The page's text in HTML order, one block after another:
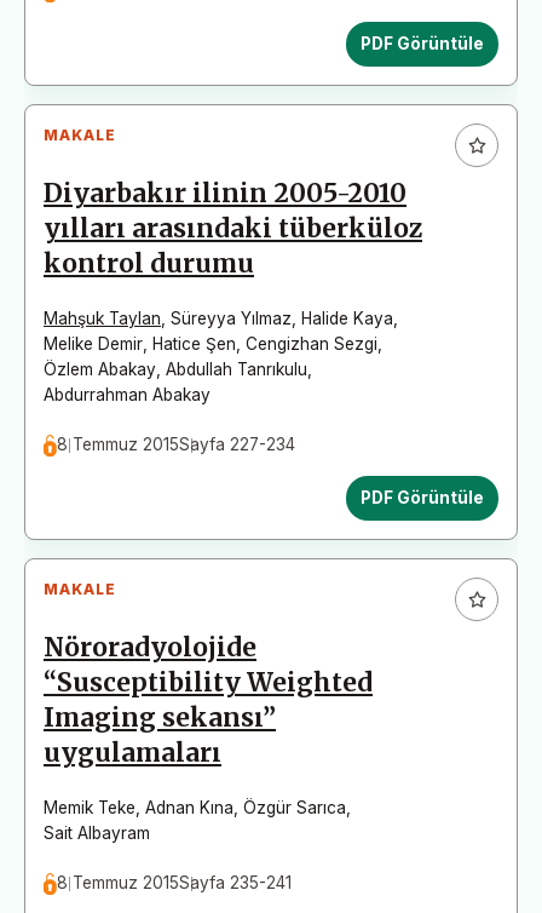
PDF Görüntüle
MAKALE
Diyarbakır ilinin 2005-2010
yılları arasındaki tüberküloz
kontrol durumu
Mahşuk Taylan Süreyya Yılmaz Halide Kaya
Melike Demir
Hatice Şen Cengizhan Sezgi
Özlem Abakay Abdullah Tanrıkulu
Abdurrahman Abakay
8 Temmuz 2015Sayfa 227-234
PDF Görüntüle
MAKALE
Nöroradyolojide
“Susceptibility Weighted
Imaging sekansı”
uygulamaları
Memik Teke Adnan Kına Özgür Sarıca
Sait Albayram
8 Temmuz 2015Sayfa 235-241